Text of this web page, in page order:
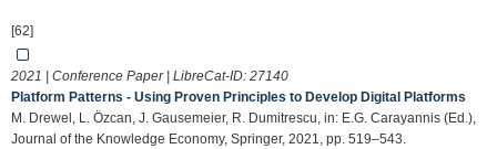
[62]
2021 | Conference Paper | LibreCat-ID: 27140
Platform Patterns - Using Proven Principles to Develop Digital Platforms
M. Drewel, L. Özcan, J. Gausemeier, R. Dumitrescu, in: E.G. Carayannis (Ed.),
Journal of the Knowledge Economy, Springer, 2021, pp. 519–543.